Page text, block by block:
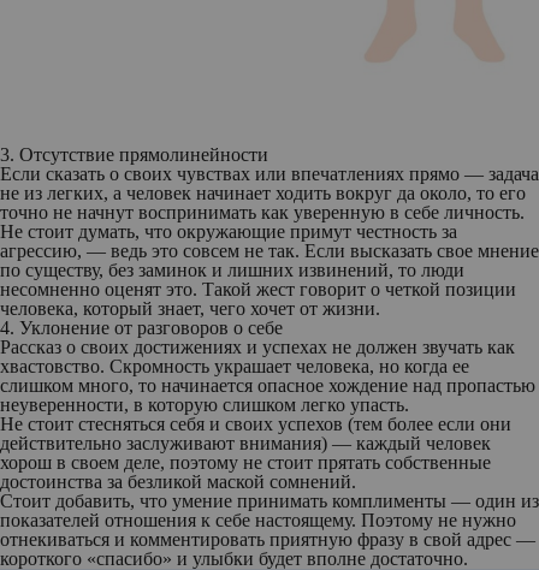
3. Отсутствие прямолинейности
Если сказать о своих чувствах или впечатлениях прямо — задача
не из легких, а человек начинает ходить вокруг да около, то его
точно не начнут воспринимать как уверенную в себе личность.
Не стоит думать, что окружающие примут честность за
агрессию, — ведь это совсем не так. Если высказать свое мнение
по существу, без заминок и лишних извинений, то люди
несомненно оценят это. Такой жест говорит о четкой позиции
человека, который знает, чего хочет от жизни.
4. Уклонение от разговоров о себе
Рассказ о своих достижениях и успехах не должен звучать как
хвастовство. Скромность украшает человека, но когда ее
слишком много, то начинается опасное хождение над пропастью
неуверенности, в которую слишком легко упасть.
Не стоит стесняться себя и своих успехов (тем более если они
действительно заслуживают внимания) — каждый человек
хорош в своем деле, поэтому не стоит прятать собственные
достоинства за безликой маской сомнений.
Стоит добавить, что умение принимать комплименты — один из
показателей отношения к себе настоящему. Поэтому не нужно
отнекиваться и комментировать приятную фразу в свой адрес —
короткого «спасибо» и улыбки будет вполне достаточно.